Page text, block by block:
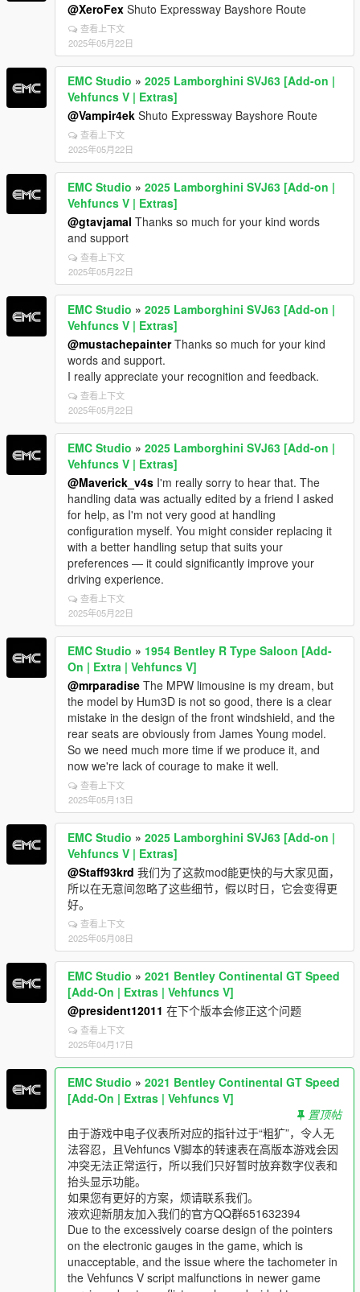
@XeroFex Shuto Expressway Bayshore Route
查看上下文
2025年05月22日
EMC Studio » 2025 Lamborghini SVJ63 [Add-on |
Vehfuncs V | Extras]
@Vampir4ek Shuto Expressway Bayshore Route
查看上下文
2025年05月22日
EMC Studio » 2025 Lamborghini SVJ63 [Add-on |
Vehfuncs V | Extras]
@gtavjamal Thanks so much for your kind words
and support
查看上下文
2025年05月22日
EMC Studio » 2025 Lamborghini SVJ63 [Add-on |
Vehfuncs V | Extras]
@mustachepainterThanks so much for your kind
words and support.
I really appreciate your recognition and feedback.
查看上下文
2025年05月22日
EMC Studio » 2025 Lamborghini SVJ63 [Add-on |
Vehfuncs V | Extras]
@Maverick_v4s I'm really sorry to hear that. The
handling data was actually edited by a friend I asked
for help, as I'm not very good at handling
configuration myself. You might consider replacing it
with a better handling setup that suits your
preferences — it could significantly improve your
driving experience.
查看上下文
2025年05月22日
EMC Studio » 1954 Bentley R Type Saloon [Add-
On | Extra | Vehfuncs V]
@mrparadise The MPW limousine is my dream, but
the model by Hum3D is not so good, there is a clear
mistake in the design of the front windshield, and the
rear seats are obviously from James Young model.
So we need much more time if we produce it, and
now we're lack of courage to make it well.
查看上下文
2025年05月13日
EMC Studio » 2025 Lamborghini SVJ63 [Add-on |
Vehfuncs V | Extras]
@Staff93krd 我们为了这款mod能更快的与大家见面，
所以在无意间忽略了这些细节，假以时日，它会变得更
好。
查看上下文
2025年05月08日
EMC Studio » 2021 Bentley Continental GT Speed
[Add-On | Extras | Vehfuncs V]
@president12011 在下个版本会修正这个问题
查看上下文
2025年04月17日
EMC Studio » 2021 Bentley Continental GT Speed
[Add-On | Extras | Vehfuncs V]
置顶帖
由于游戏中电子仪表所对应的指针过于“粗犷”，令人无
法容忍，且Vehfuncs V脚本的转速表在高版本游戏会因
冲突无法正常运行，所以我们只好暂时放弃数字仪表和
抬头显示功能。
如果您有更好的方案，烦请联系我们。
液欢迎新朋友加入我们的官方QQ群651632394
Due to the excessively coarse design of the pointers
on the electronic gauges in the game, which is
unacceptable, and the issue where the tachometer in
the Vehfuncs V script malfunctions in newer game